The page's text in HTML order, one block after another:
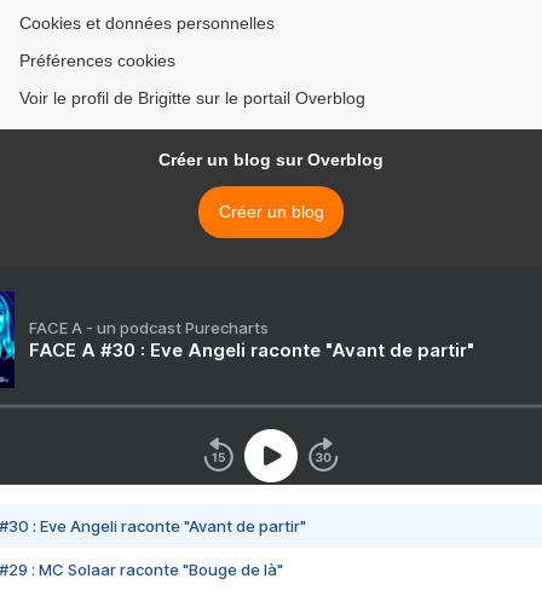
Cookies et données personnelles
Préférences cookies
Voir le profil de Brigitte sur le portail Overblog
Créer un blog sur Overblog
Créer un blog
FACE A - un podcast Purecharts
FACE A #30 : Eve Angeli raconte "Avant de partir"
#30 : Eve Angeli raconte "Avant de partir"
#29 : MC Solaar raconte "Bouge de là"